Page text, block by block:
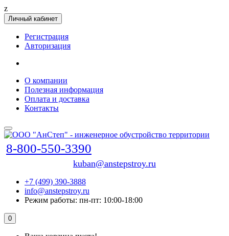
z
Личный кабинет
Регистрация
Авторизация
О компании
Полезная информация
Оплата и доставка
Контакты
8-800-550-3390
kuban@anstepstroy.ru
+7 (499) 390-3888
info@anstepstroy.ru
Режим работы: пн-пт: 10:00-18:00
0